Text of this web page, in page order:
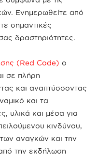
Ενημερωθείτε από
σημαντικές
δραστηριότητες.
(Red Code) ο
σε πλήρη
και αναπτύσσοντας
και τα
υλικά και μέσα για
κινδύνου,
αναγκών και την
την εκδήλωση